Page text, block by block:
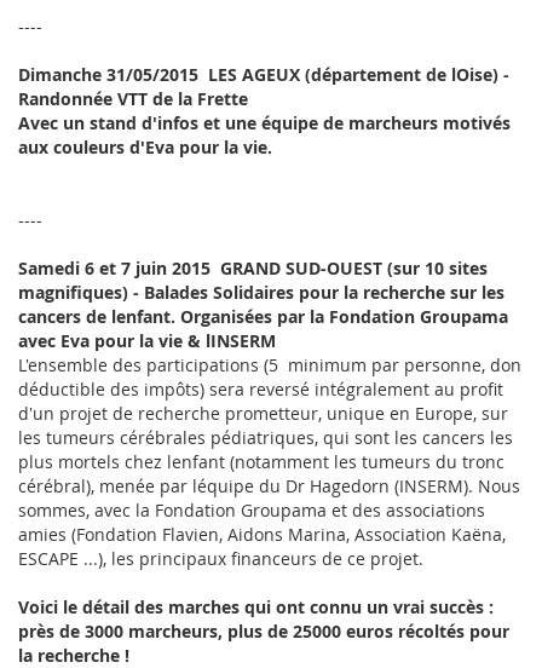
----
Dimanche 31/05/2015  LES AGEUX (département de lOise) -
Randonnée VTT de la Frette
Avec un stand d'infos et une équipe de marcheurs motivés
aux couleurs d'Eva pour la vie.
----
Samedi 6 et 7 juin 2015  GRAND SUD-OUEST (sur 10 sites
magnifiques) - Balades Solidaires pour la recherche sur les
cancers de lenfant. Organisées par la Fondation Groupama
avec Eva pour la vie & lINSERM
L'ensemble des participations (5  minimum par personne, don
déductible des impôts) sera reversé intégralement au profit
d'un projet de recherche prometteur, unique en Europe, sur
les tumeurs cérébrales pédiatriques, qui sont les cancers les
plus mortels chez lenfant (notamment les tumeurs du tronc
cérébral), menée par léquipe du Dr Hagedorn (INSERM). Nous
sommes, avec la Fondation Groupama et des associations
amies (Fondation Flavien, Aidons Marina, Association Kaëna,
ESCAPE ...), les principaux financeurs de ce projet.
Voici le détail des marches qui ont connu un vrai succès :
près de 3000 marcheurs, plus de 25000 euros récoltés pour
la recherche !